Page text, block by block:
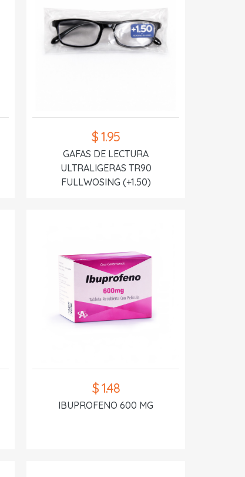
$ 1.95
GAFAS DE LECTURA
ULTRALIGERAS TR90
FULLWOSING (+1.50)
$ 1.48
IBUPROFENO 600 MG